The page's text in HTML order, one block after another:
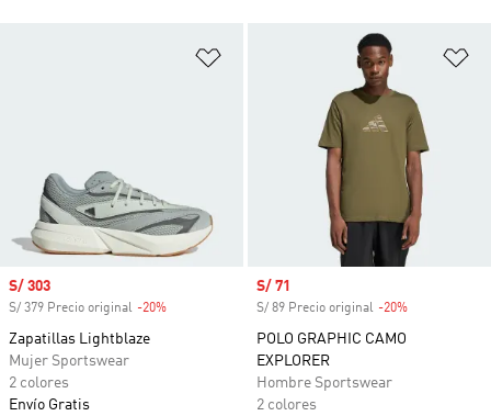
Añadir a la lista de deseos
Precio de venta
S/ 303
S/ 379 Precio original -20%
Zapatillas Lightblaze
Mujer Sportswear
2 colores
Envío Gratis
Precio de venta
S/ 71
S/ 89 Precio original -20%
POLO GRAPHIC CAMO
EXPLORER
Hombre Sportswear
2 colores